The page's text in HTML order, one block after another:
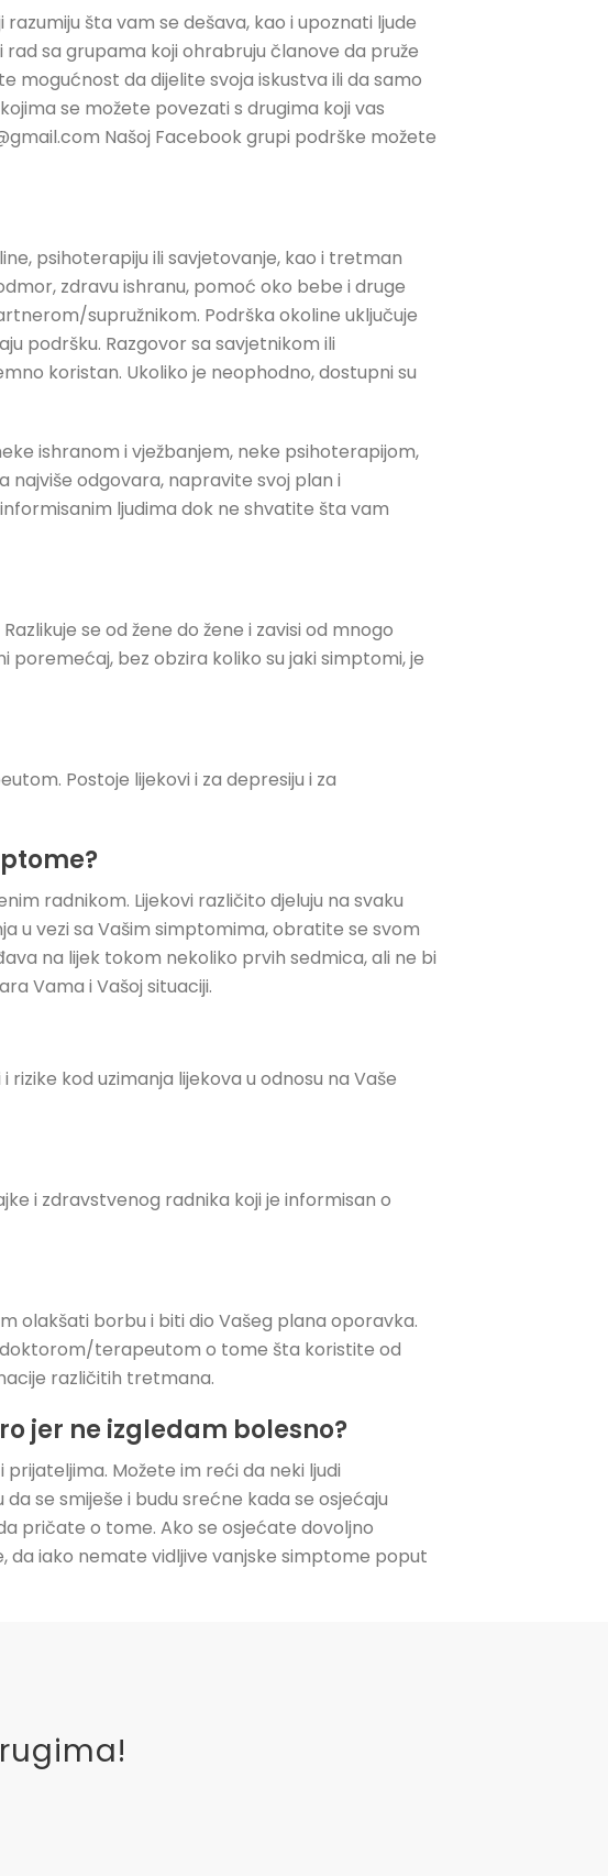
šta vam se dešava, kao i upoznati ljude
rad sa grupama koji ohrabruju članove da pruže
mogućnost da dijelite svoja iskustva ili da samo
se možete povezati s drugima koji vas
Našoj Facebook grupi podrške možete
psihoterapiju ili savjetovanje, kao i tretman
zdravu ishranu, pomoć oko bebe i druge
supružnikom. Podrška okoline uključuje
podršku. Razgovor sa savjetnikom ili
koristan. Ukoliko je neophodno, dostupni su
ishranom i vježbanjem, neke psihoterapijom,
najviše odgovara, napravite svoj plan i
ljudima dok ne shvatite šta vam
se od žene do žene i zavisi od mnogo
bez obzira koliko su jaki simptomi, je
Postoje lijekovi i za depresiju i za
radnikom. Lijekovi različito djeluju na svaku
u vezi sa Vašim simptomima, obratite se svom
na lijek tokom nekoliko prvih sedmica, ali ne bi
Vama i Vašoj situaciji.
kod uzimanja lijekova u odnosu na Vaše
i zdravstvenog radnika koji je informisan o
olakšati borbu i biti dio Vašeg plana oporavka.
doktorom/terapeutom o tome šta koristite od
različitih tretmana.
jer ne izgledam bolesno?
Možete im reći da neki ljudi
se smiješe i budu srećne kada se osjećaju
pričate o tome. Ako se osjećate dovoljno
da iako nemate vidljive vanjske simptome poput